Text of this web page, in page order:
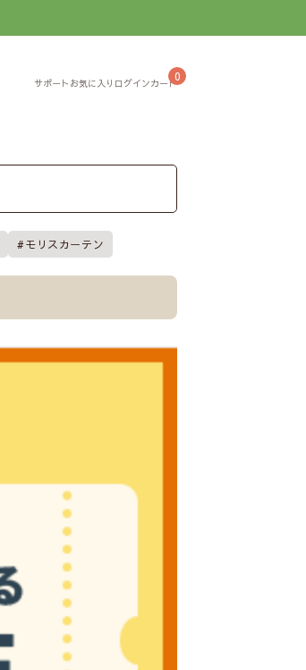
0
モリスカーテン